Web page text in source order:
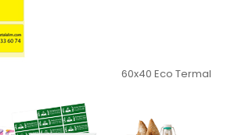
60x40 Eco Termal